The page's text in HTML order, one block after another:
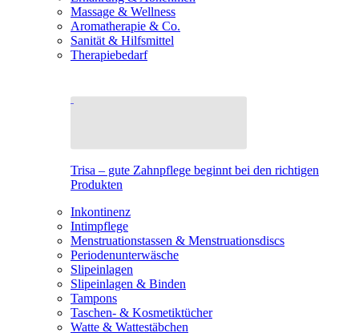
Massage & Wellness
Aromatherapie & Co.
Sanität & Hilfsmittel
Therapiebedarf
Trisa – gute Zahnpflege beginnt bei den richtigen
Produkten
Inkontinenz
Intimpflege
Menstruationstassen & Menstruationsdiscs
Periodenunterwäsche
Slipeinlagen
Slipeinlagen & Binden
Tampons
Taschen- & Kosmetiktücher
Watte & Wattestäbchen